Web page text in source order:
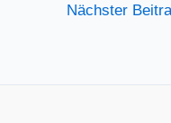
Nächster